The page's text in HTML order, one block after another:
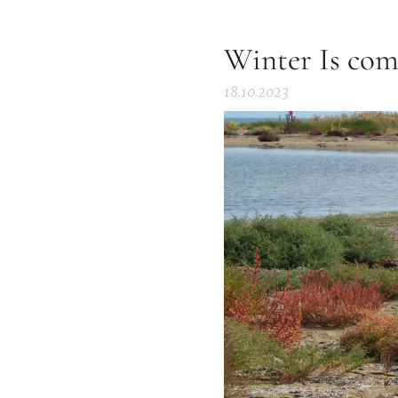
Winter Is
18.10.2023